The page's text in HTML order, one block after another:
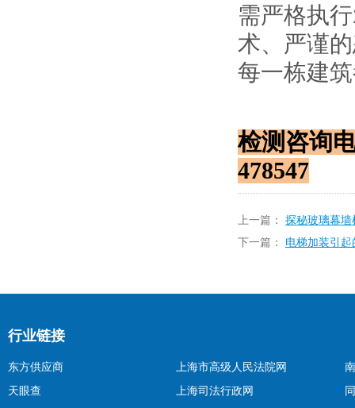
需严格执行
术、严谨
每一栋建
检测 咨询
478547
上一篇： 探秘玻璃幕
下一篇： 电梯加装引
行业链接
东方供应商
天眼查
上海市高级人民法院网
上海司法行政网